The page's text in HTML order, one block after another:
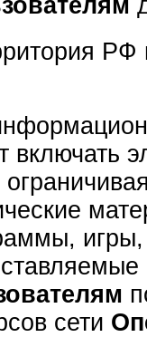
РФ
включать
сети